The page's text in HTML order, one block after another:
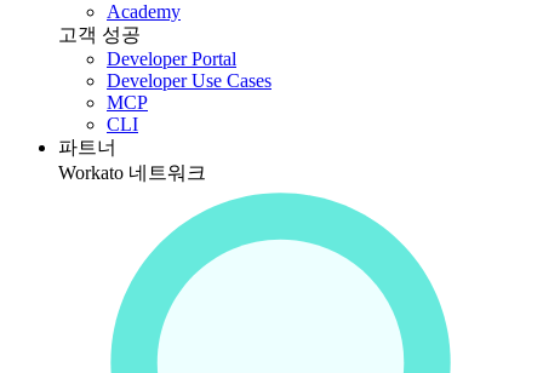
Academy
고객 성공
Developer Portal
Developer Use Cases
MCP
CLI
파트너
Workato 네트워크